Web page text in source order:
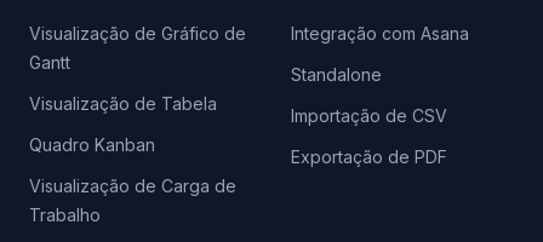
Visualização de Gráfico de
Gantt
Visualização de Tabela
Quadro Kanban
Visualização de Carga de
Trabalho
Integração com Asana
Standalone
Importação de CSV
Exportação de PDF